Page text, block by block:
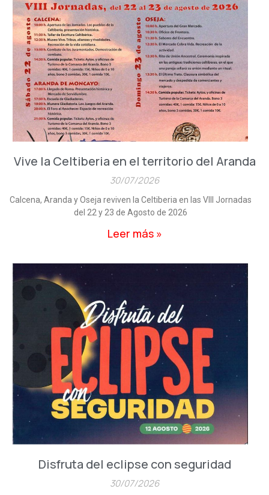
Vive la Celtiberia en el territorio del Aranda
30/07/2026
Calcena, Aranda y Oseja reviven la Celtiberia en las VIII Jornadas
del 22 y 23 de Agosto de 2026
Leer más »
Disfruta del eclipse con seguridad
30/07/2026